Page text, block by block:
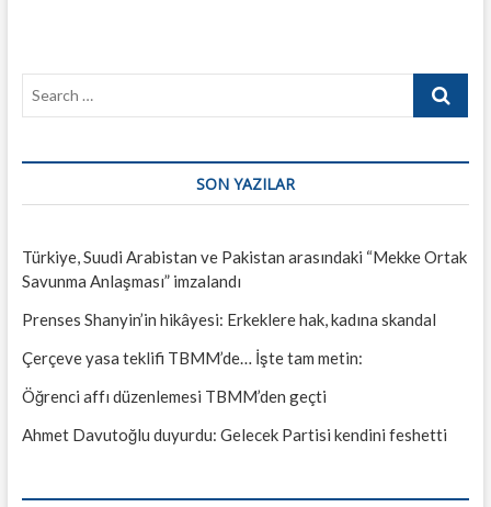
Search
SON YAZILAR
Türkiye, Suudi Arabistan ve Pakistan arasındaki “Mekke Ortak
Savunma Anlaşması” imzalandı
Prenses Shanyin’in hikâyesi: Erkeklere hak, kadına skandal
Çerçeve yasa teklifi TBMM’de… İşte tam metin:
Öğrenci affı düzenlemesi TBMM’den geçti
Ahmet Davutoğlu duyurdu: Gelecek Partisi kendini feshetti